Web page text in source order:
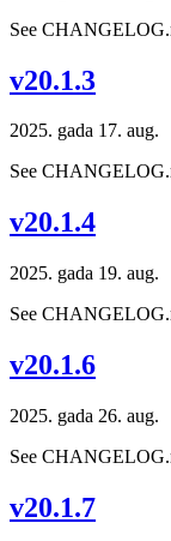
See
v20.1.3
2025. gada 17. aug.
See
v20.1.4
2025. gada 19. aug.
See
v20.1.6
2025. gada 26. aug.
See
v20.1.7